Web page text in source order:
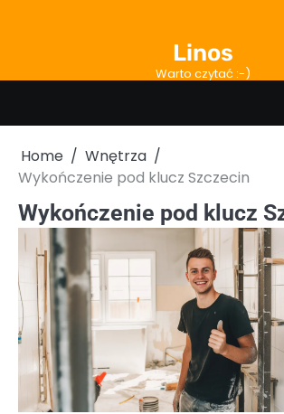
Linos
Warto czytać :-)
Home
Wnętrza
Wykończenie pod klucz Szczecin
Wykończenie pod klucz